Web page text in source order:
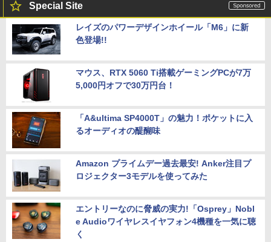
Special Site
レイズのパワーデザインホイール「M6」に新
色登場!!
マウス、RTX 5060 Ti搭載ゲーミングPCが7万
5,000円オフで30万円台！
「A&ultima SP4000T」の魅力！ポケットに入
るオーディオの醍醐味
Amazon プライムデー過去最安! Anker注目プ
ロジェクター3モデルを使ってみた
エントリーなのに脅威の実力!「Osprey」Nobl
e Audioワイヤレスイヤフォン4機種を一気に聴
く